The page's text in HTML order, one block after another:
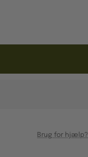
Brug for hjælp?